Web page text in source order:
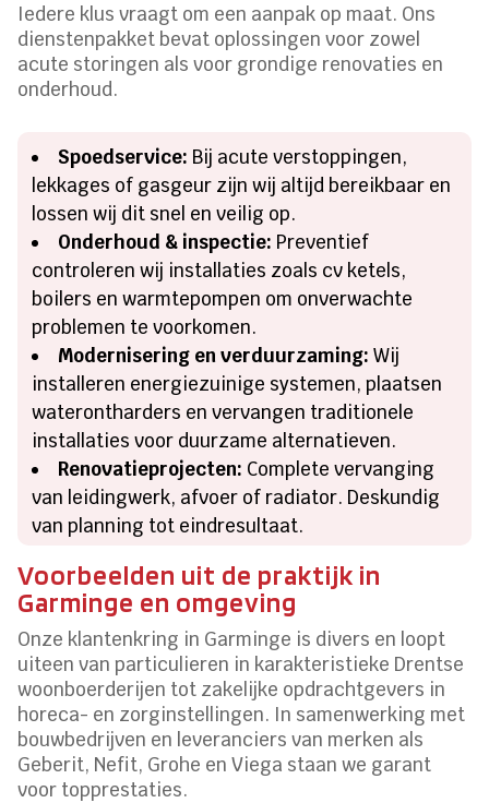
Iedere klus vraagt om een aanpak op maat. Ons
dienstenpakket bevat oplossingen voor zowel
acute storingen als voor grondige renovaties en
onderhoud.
Spoedservice: Bij acute verstoppingen,
lekkages of gasgeur zijn wij altijd bereikbaar en
lossen wij dit snel en veilig op.
Onderhoud & inspectie: Preventief
controleren wij installaties zoals cv ketels,
boilers en warmtepompen om onverwachte
problemen te voorkomen.
Modernisering en verduurzaming: Wij
installeren energiezuinige systemen, plaatsen
waterontharders en vervangen traditionele
installaties voor duurzame alternatieven.
Renovatieprojecten: Complete vervanging
van leidingwerk, afvoer of radiator. Deskundig
van planning tot eindresultaat.
Voorbeelden uit de praktijk in
Garminge en omgeving
Onze klantenkring in Garminge is divers en loopt
uiteen van particulieren in karakteristieke Drentse
woonboerderijen tot zakelijke opdrachtgevers in
horeca- en zorginstellingen. In samenwerking met
bouwbedrijven en leveranciers van merken als
Geberit, Nefit, Grohe en Viega staan we garant
voor topprestaties.